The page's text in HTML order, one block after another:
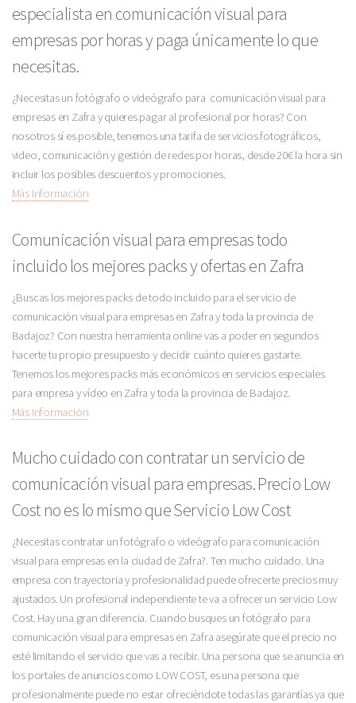
especialista en comunicación visual para
empresas por horas y paga únicamente lo que
necesitas.
¿Necesitas un fotógrafo o videógrafo para comunicación visual para
empresas en Zafra y quieres pagar al profesional por horas? Con
nosotros sí es posible, tenemos una tarifa de servicios fotográficos,
video, comunicación y gestión de redes por horas, desde 20€ la hora sin
incluir los posibles descuentos y promociones.
Más Información
Comunicación visual para empresas todo
incluido los mejores packs y ofertas en Zafra
¿Buscas los mejores packs de todo incluido para el servicio de
comunicación visual para empresas en Zafra y toda la provincia de
Badajoz? Con nuestra herramienta online vas a poder en segundos
hacerte tu propio presupuesto y decidir cuánto quieres gastarte.
Tenemos los mejores packs más económicos en servicios especiales
para empresa y vídeo en Zafra y toda la provincia de Badajoz.
Más Información
Mucho cuidado con contratar un servicio de
comunicación visual para empresas. Precio Low
Cost no es lo mismo que Servicio Low Cost
¿Necesitas contratar un fotógrafo o videógrafo para comunicación
visual para empresas en la ciudad de Zafra?. Ten mucho cuidado. Una
empresa con trayectoria y profesionalidad puede ofrecerte precios muy
ajustados. Un profesional independiente te va a ofrecer un servicio Low
Cost. Hay una gran diferencia. Cuando busques un fotógrafo para
comunicación visual para empresas en Zafra asegúrate que el precio no
esté limitando el servicio que vas a recibir. Una persona que se anuncia en
los portales de anuncios como LOW COST, es una persona que
profesionalmente puede no estar ofreciéndote todas las garantías ya que